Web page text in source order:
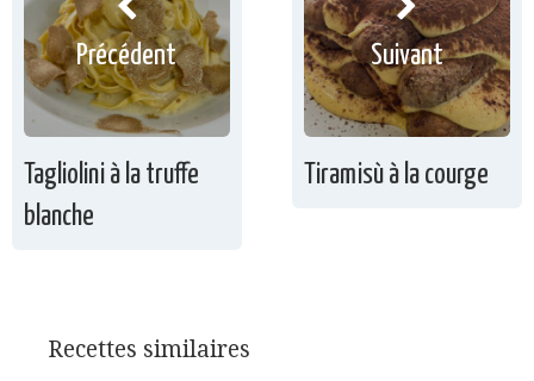
Précédent
Tagliolini à la truffe
blanche
Suivant
Tiramisù à la courge
Recettes similaires